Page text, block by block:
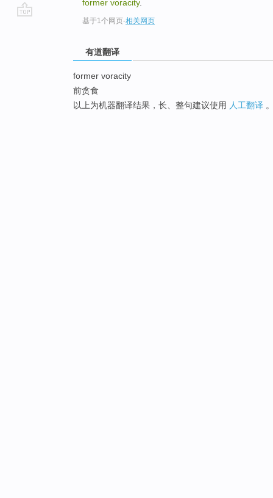
former voracity.
基于1个网页-相关网页
有道翻译
former voracity
前贪食
以上为机器翻译结果，长、整句建议使用 人工翻译